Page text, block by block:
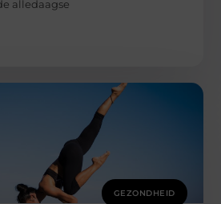
alledaagse
GEZONDHEID